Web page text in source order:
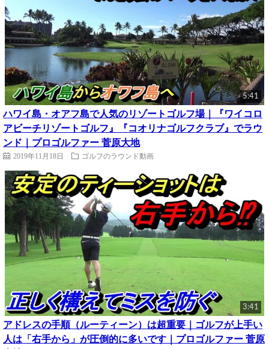
5:41
ハワイ島・オアフ島で人気のリゾートゴルフ場｜『ワイコロ
アビーチリゾートゴルフ』『コオリナゴルフクラブ』でラウ
ンド｜プロゴルファー 菅原大地
2019年11月18日 ゴルフのラウンド動画
3:41
アドレスの手順（ルーティーン）は超重要｜ゴルフが上手い
人は「右手から」が圧倒的に多いです｜プロゴルファー 菅原